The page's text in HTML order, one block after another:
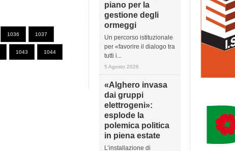
1036 1037
1043 1044
piano per la
gestione degli
ormeggi
Un percorso istituzionale
per «favorire il dialogo tra
tutti i...
5 Agosto 2026
«Alghero invasa
dai gruppi
elettrogeni»:
esplode la
polemica politica
in piena estate
L’installazione di